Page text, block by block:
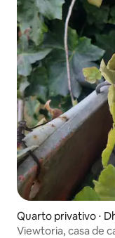
Quarto privativo ⋅
Viewtoria, casa de